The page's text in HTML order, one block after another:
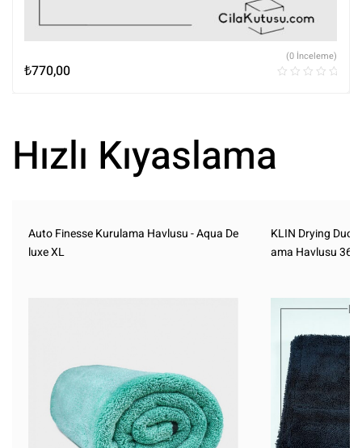
₺770,00
(0 İnceleme)
Hızlı Kıyaslama
Auto Finesse Kurulama Havlusu - Aqua De
luxe XL
KLIN Drying Duo
ama Havlusu 36